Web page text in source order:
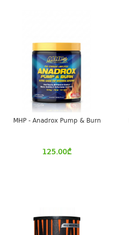
MHP - Anadrox Pump & Burn
125.00₾